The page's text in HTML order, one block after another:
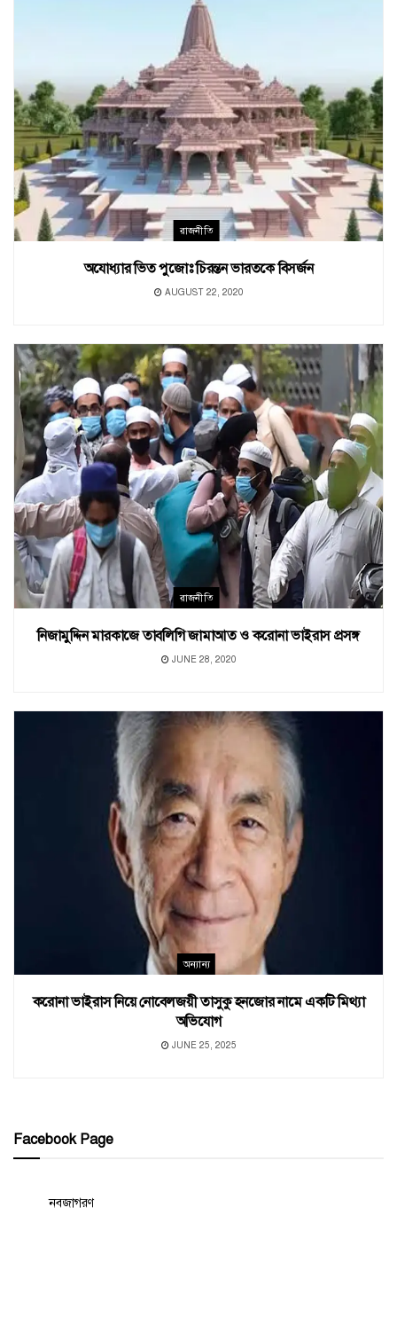
রাজনীতি
অযোধ্যার ভিত পুজোঃ চিরন্তন ভারতকে বিসর্জন
AUGUST 22, 2020
রাজনীতি
নিজামুদ্দিন মারকাজে তাবলিগি জামাআত ও করোনা ভাইরাস প্রসঙ্গ
JUNE 28, 2020
অন্যান্য
করোনা ভাইরাস নিয়ে নোবেলজয়ী তাসুকু হনজোর নামে একটি মিথ্যা
অভিযোগ
JUNE 25, 2025
Facebook Page
নবজাগরণ